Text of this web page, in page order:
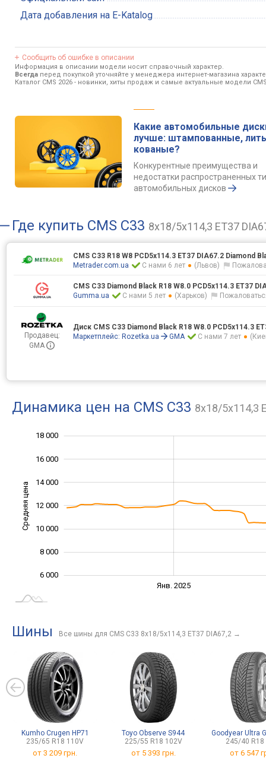
Дата добавления на E-Katalog
Сообщить об ошибке в описании
Информация в описании модели носит справочный характер.
Всегда перед покупкой уточняйте у менеджера интернет-магазина
Каталог CMS 2026 - новинки, хиты продаж и самые актуальные модели
Какие автомобильные
лучше: штампованные,
кованые?
Конкурентные преимущества и
недостатки распространенных
автомобильных дисков
Где купить CMS C33 8x18/5x114,3 ET37
CMS C33 R18 W8 PCD5x114.3 ET37 DIA67.2 Diamond
Metrader.com.ua
С нами 6 лет (Львов)
CMS C33 Diamond Black R18 W8.0 PCD5x114.3 ET37
Gumma.ua
С нами 5 лет (Харьков)
Продавец:
GMA
Диск CMS C33 Diamond Black R18 W8.0 PCD5x114.3
Маркетплейс: Rozetka.ua GMA С нами 7 лет
Динамика цен на CMS C33 8x18/5x114,3
Средняя цена 10 000
6 000
8 000
10 000
12 000
14 000
16 000
18 000
Янв. 2025
Шины Все шины для CMS C33 8x18/5x114,3 ET37 DIA67,2 →
Kumho Crugen HP71
235/65 R18 110V
от3 209 грн.
Toyo Observe S944
225/55 R18 102V
от 5 393 грн.
Goodyear Ultra
245/40 R18
от 6 547